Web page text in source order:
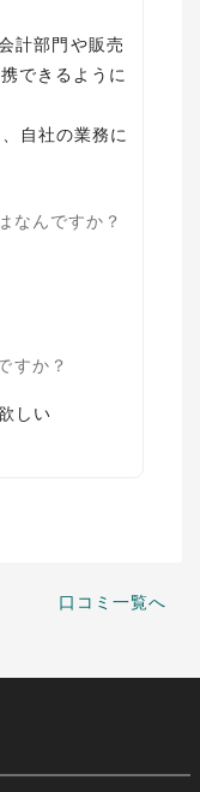
計部門や販売
できるように
自社の業務に
なんですか？
すか？
しい
口コミ一覧へ